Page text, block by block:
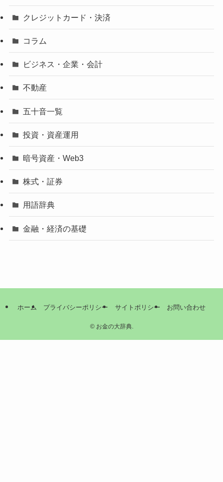
クレジットカード・決済
コラム
ビジネス・企業・会計
不動産
五十音一覧
投資・資産運用
暗号資産・Web3
株式・証券
用語辞典
金融・経済の基礎
ホーム プライバシーポリシー サイトポリシー お問い合わせ
©お金の大辞典.